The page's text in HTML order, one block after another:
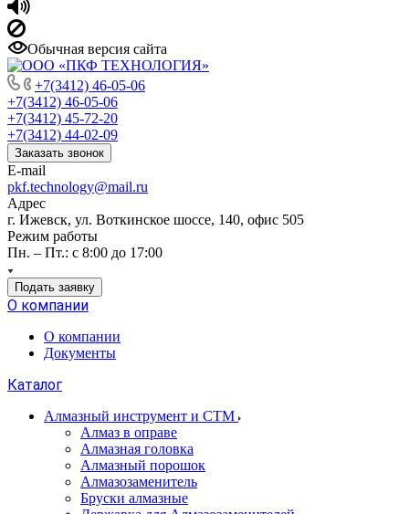
Обычная версия сайта
+7(3412) 46-05-06
+7(3412) 46-05-06
+7(3412) 45-72-20
+7(3412) 44-02-09
Заказать звонок
E-mail
pkf.technology@mail.ru
Адрес
г. Ижевск, ул. Воткинское шоссе, 140, офис 505
Режим работы
Пн. – Пт.: с 8:00 до 17:00
Подать заявку
О компании
О компании
Документы
Каталог
Алмазный инструмент и СТМ
Алмаз в оправе
Алмазная головка
Алмазный порошок
Алмазозаменитель
Бруски алмазные